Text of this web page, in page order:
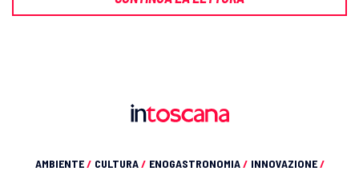
AMBIENTE/ CULTURA/ ENOGASTRONOMIA/ INNOVAZIONE/